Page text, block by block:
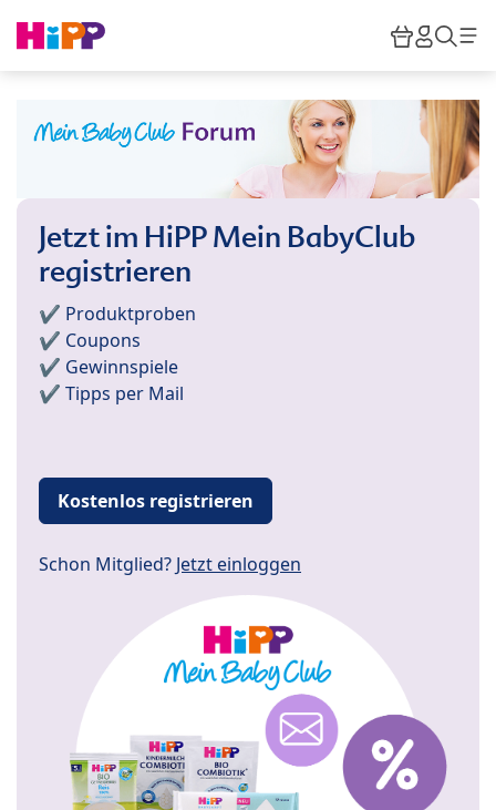
HiPP
Jetzt im HiPP Mein BabyClub
registrieren
✔️ Produktproben
✔️ Coupons
✔️ Gewinnspiele
✔️ Tipps per Mail
Kostenlos registrieren
Schon Mitglied? Jetzt einloggen